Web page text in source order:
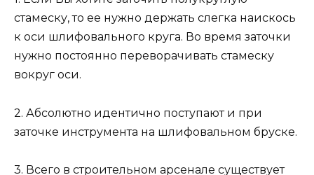
стамеску, то ее нужно держать слегка наискось
к оси шлифовального круга. Во время заточки
нужно постоянно переворачивать стамеску
вокруг оси.
2. Абсолютно идентично поступают и при
заточке инструмента на шлифовальном бруске.
3. Всего в строительном арсенале существует